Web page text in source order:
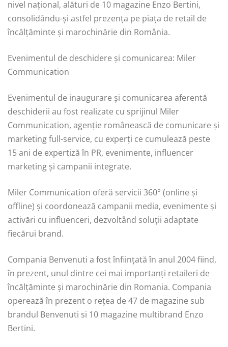
nivel național, alături de 10 magazine Enzo Bertini,
consolidându-și astfel prezența pe piața de retail de
încălțăminte și marochinărie din România.
Evenimentul de deschidere și comunicarea: Miler
Communication
Evenimentul de inaugurare și comunicarea aferentă
deschiderii au fost realizate cu sprijinul Miler
Communication, agenție românească de comunicare și
marketing full-service, cu experți ce cumulează peste
15 ani de expertiză în PR, evenimente, influencer
marketing și campanii integrate.
Miler Communication oferă servicii 360° (online și
offline) și coordonează campanii media, evenimente și
activări cu influenceri, dezvoltând soluții adaptate
fiecărui brand.
Compania Benvenuti a fost înființată în anul 2004 fiind,
în prezent, unul dintre cei mai importanți retaileri de
încălțăminte și marochinărie din Romania. Compania
operează în prezent o rețea de 47 de magazine sub
brandul Benvenuti si 10 magazine multibrand Enzo
Bertini.